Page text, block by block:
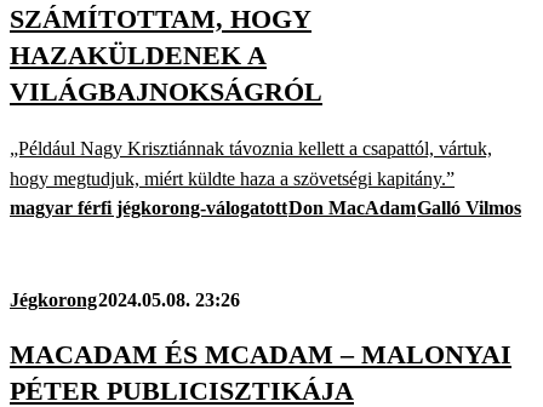
SZÁMÍTOTTAM, HOGY
HAZAKÜLDENEK A
VILÁGBAJNOKSÁGRÓL
„Például Nagy Krisztiánnak távoznia kellett a csapattól, vártuk,
hogy megtudjuk, miért küldte haza a szövetségi kapitány.”
magyar férfi jégkorong-válogatottDon MacAdamGalló Vilmos
Jégkorong2024.05.08. 23:26
MACADAM ÉS MCADAM – MALONYAI
PÉTER PUBLICISZTIKÁJA